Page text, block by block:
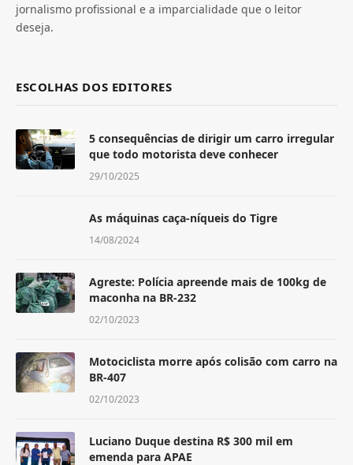
jornalismo profissional e a imparcialidade que o leitor
deseja.
ESCOLHAS DOS EDITORES
5 consequências de dirigir um carro irregular
que todo motorista deve conhecer
29/10/2025
As máquinas caça-níqueis do Tigre
14/08/2024
Agreste: Polícia apreende mais de 100kg de
maconha na BR-232
02/10/2023
Motociclista morre após colisão com carro na
BR-407
02/10/2023
Luciano Duque destina R$ 300 mil em
emenda para APAE